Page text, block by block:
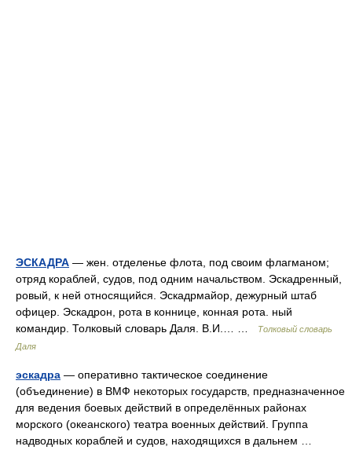
ЭСКАДРА — жен. отделенье флота, под своим флагманом;
отряд кораблей, судов, под одним начальством. Эскадренный,
ровый, к ней относящийся. Эскадрмайор, дежурный штаб
офицер. Эскадрон, рота в коннице, конная рота. ный
командир. Толковый словарь Даля. В.И.… …
Толковый словарь
Даля
эскадра — оперативно тактическое соединение
(объединение) в ВМФ некоторых государств, предназначенное
для ведения боевых действий в определённых районах
морского (океанского) театра военных действий. Группа
надводных кораблей и судов, находящихся в дальнем …